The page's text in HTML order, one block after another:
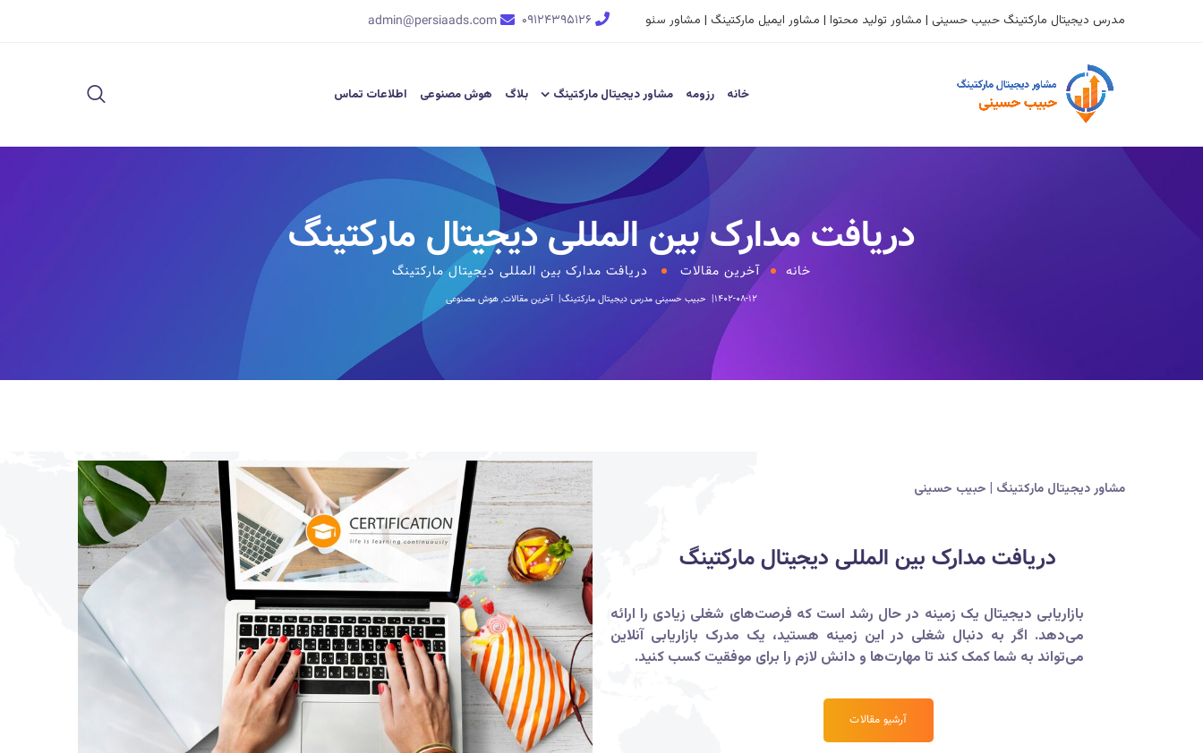
مدرس دیجیتال مارکتینگ حبیب حسینی | مشاور تولید محتوا | مشاور ایمیل مارکتینگ | مشاور سئو admin@persiaads.com
خانه رزومه مشاور دیجیتال مارکتینگ بلاگ هوش مصنوعی اطلاعات تماس
دریافت مدارک بین المللی دیجیتال مارکتینگ
خانه آخرین مقالات دریافت مدارک بین المللی دیجیتال مارکتینگ
۱۴۰۲-۰۸-۱۲ حبیب حسینی مدرس دیجیتال مارکتینگ آخرین مقالات, هوش مصنوعی
مشاور دیجیتال مارکتینگ | حبیب حسینی
دریافت مدارک بین المللی دیجیتال مارکتینگ
بازاریابی دیجیتال یک زمینه در حال رشد است که فرصت‌های شغلی زیادی را ارائه
می‌دهد. اگر به دنبال شغلی در این زمینه هستید، یک مدرک بازاریابی آنلاین
می‌تواند به شما کمک کند تا مهارت‌ها و دانش لازم را برای موفقیت کسب کنید.
آرشیو مقالات